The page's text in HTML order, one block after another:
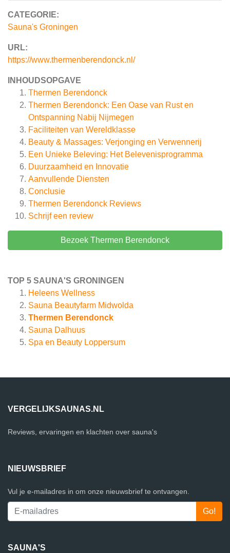
CATEGORIE:
Sauna's Groningen
URL:
https://www.thermenberendonck.nl/
INHOUDSOPGAVE
Thermen Berendonck
Thermen Berendonck: Een Oase van Rust en
Ontspanning Nabij Nijmegen
Faciliteiten van Wereldklasse
Beauty & Massages: Verjonging en Verwennerij
Een Unieke Beleving: Het Belevenisprogramma
Duurzaamheid en Innovatie
Aanvullende Diensten
Conclusie
Thermen Berendonck Reviews
Schrijf een review
Bezoek Thermen Berendonck
TOP 5 SAUNA'S GRONINGEN
Heleens Wellness
Sauna Beautyfarm Midwolda
Thermen Berendonck
Sauna Dalhuus
Spa en Beauty Loppersum
VERGELIJKSAUNAS.NL
Reviews, ervaringen en klachten over sauna's
NIEUWSBRIEF
Vul je e-mailadres in om onze nieuwsbrief te ontvangen.
SAUNA'S